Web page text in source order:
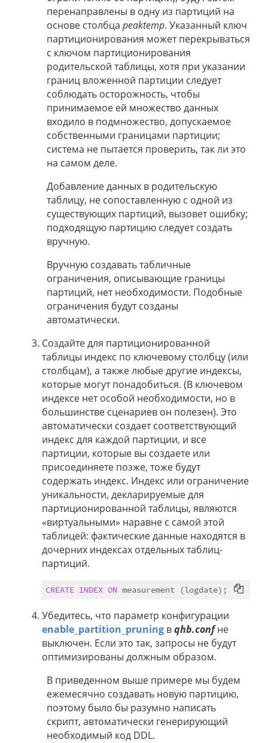
перенаправлены в одну из партиций на
основе столбца peaktemp. Указанный ключ
партиционирования может перекрываться
с ключом партиционирования
родительской таблицы, хотя при указании
границ вложенной партиции следует
соблюдать осторожность, чтобы
принимаемое ей множество данных
входило в подмножество, допускаемое
собственными границами партиции;
система не пытается проверить, так ли это
на самом деле.
Добавление данных в родительскую
таблицу, не сопоставленную с одной из
существующих партиций, вызовет ошибку;
подходящую партицию следует создать
вручную.
Вручную создавать табличные
ограничения, описывающие границы
партиций, нет необходимости. Подобные
ограничения будут созданы
автоматически.
Создайте для партиционированной
таблицы индекс по ключевому столбцу (или
столбцам), а также любые другие индексы,
которые могут понадобиться. (В ключевом
индексе нет особой необходимости, но в
большинстве сценариев он полезен). Это
автоматически создает соответствующий
индекс для каждой партиции, и все
партиции, которые вы создаете или
присоединяете позже, тоже будут
содержать индекс. Индекс или ограничение
уникальности, декларируемые для
партиционированной таблицы, являются
«виртуальными» наравне с самой этой
таблицей: фактические данные находятся в
дочерних индексах отдельных таблиц-
партиций.
CREATE INDEX ON
Убедитесь, что параметр конфигурации
enable_partition_pruning вqhb.confне
выключен. Если это так, запросы не будут
оптимизированы должным образом.
В приведенном выше примере мы будем
ежемесячно создавать новую партицию,
поэтому было бы разумно написать
скрипт, автоматически генерирующий
необходимый код DDL.